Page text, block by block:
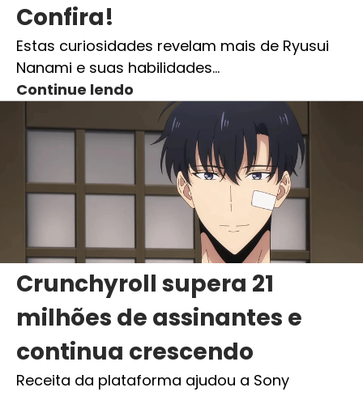
Confira!
Estas curiosidades revelam mais de Ryusui
Nanami e suas habilidades…
Continue lendo
Crunchyroll supera 21
milhões de assinantes e
continua crescendo
Receita da plataforma ajudou a Sony